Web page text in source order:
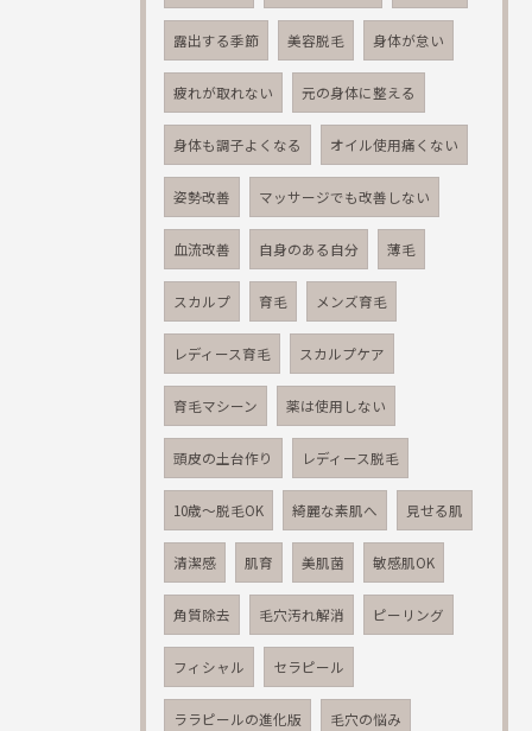
露出する季節 美容脱毛 身体が怠い
疲れが取れない 元の身体に整える
身体も調子よくなる オイル使用痛くない
姿勢改善 マッサージでも改善しない
血流改善 自身のある自分 薄毛
スカルプ 育毛 メンズ育毛
レディース育毛 スカルプケア
育毛マシーン 薬は使用しない
頭皮の土台作り レディース脱毛
10歳～脱毛OK 綺麗な素肌へ 見せる肌
清潔感 肌育 美肌菌 敏感肌OK
角質除去 毛穴汚れ解消 ピーリング
フィシャル セラピール
ララピールの進化版 毛穴の悩み